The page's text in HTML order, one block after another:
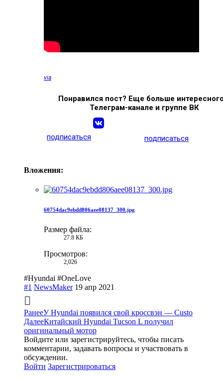
via
Понравился пост? Еще больше
Телеграм-канале и группе ВК
подписаться подписаться
Вложения:
60754dac9ebdd806aee08137_300.jpg
Размер файла:
27.8 КБ
Просмотров:
2,026
#Hyundai #OneLove
#1 NewsMaker 19 апр 2021
РанееУ Hyundai появился свой кроссвэн — Custo
ДалееКитайский Hyundai Tucson L получил
оригинальный мотор
Войдите или зарегистрируйтесь, чтобы писать
комментарии, задавать вопросы и участвовать в
обсуждении.
Войти Зарегистрироваться